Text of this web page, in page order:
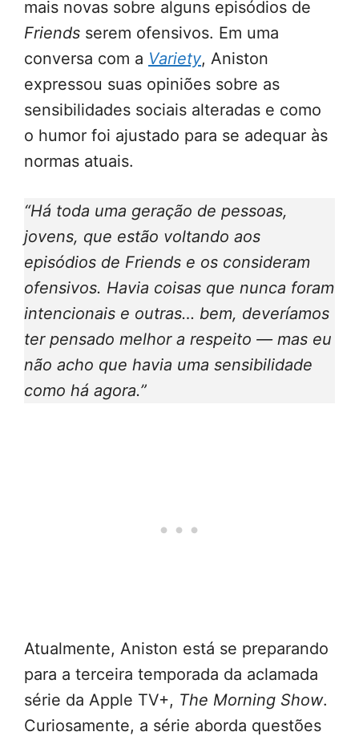
mais novas sobre alguns episódios de
Friends serem ofensivos. Em uma
conversa com a Variety, Aniston
expressou suas opiniões sobre as
sensibilidades sociais alteradas e como
o humor foi ajustado para se adequar às
normas atuais.
“Há toda uma geração de pessoas,
jovens, que estão voltando aos
episódios de Friends e os consideram
ofensivos. Havia coisas que nunca foram
intencionais e outras… bem, deveríamos
ter pensado melhor a respeito — mas eu
não acho que havia uma sensibilidade
como há agora.”
Atualmente, Aniston está se preparando
para a terceira temporada da aclamada
série da Apple TV+, The Morning Show.
Curiosamente, a série aborda questões